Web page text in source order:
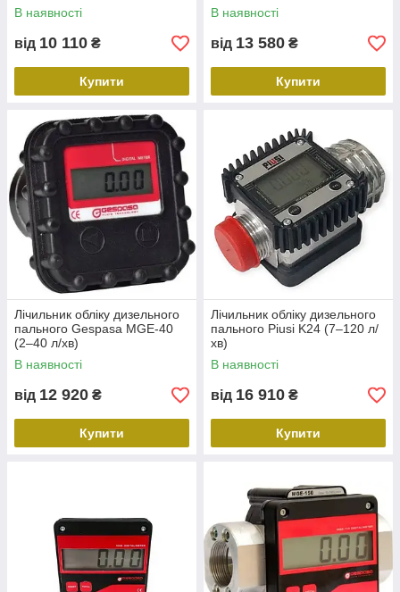
В наявності
від 10 110 ₴
Купити
В наявності
від 13 580 ₴
Купити
Лічильник обліку дизельного
пального Gespasa MGE-40
(2–40 л/хв)
В наявності
від 12 920 ₴
Купити
Лічильник обліку дизельного
пального Piusi K24 (7–120 л/
хв)
В наявності
від 16 910 ₴
Купити